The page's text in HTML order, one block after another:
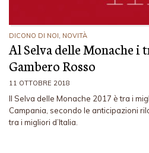
DICONO DI NOI, NOVITÀ
Al Selva delle Monache i
Gambero Rosso
11 OTTOBRE 2018
Il Selva delle Monache 2017 è tra i
Campania, secondo le anticipazioni
tra i migliori d’Italia.